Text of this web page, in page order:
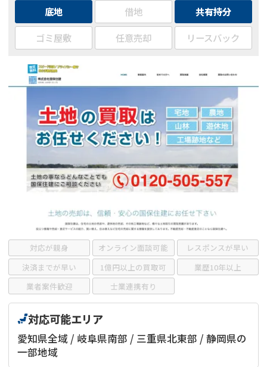
相談内容で探す
空き家 事故物件
再建築不可 底地
ゴミ屋敷 任意売却
リースバック
不動産コラム
不動産売却 再建築不可物件
共有持分
訳あり不動産 不動産投資
土地売却 不動産相続
借地 不動産リースバック
任意売却 空き家
アンケート調査
業者を探す
底地
借地
共有持分
ゴミ屋敷
任意売却 リースバック
対応が親身 オンライン面談可能
レスポンスが早い
決済までが早い
1億円以上の買取可
業歴10年以上
業者案件歓迎
士業連携有り
対応可能エリア
愛知県全域 / 岐阜県南部 / 三重県北東部 / 静岡県の
一部地域